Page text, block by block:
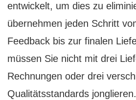
entwickelt, um dies zu
übernehmen jeden Schritt
Feedback bis zur finalen
müssen Sie nicht mit drei
Rechnungen oder drei
Qualitätsstandards jonglieren.